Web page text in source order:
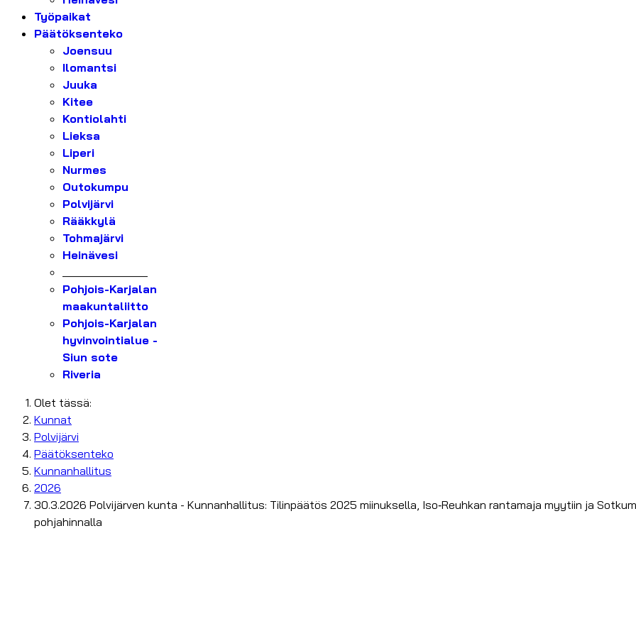
Työpaikat
Päätöksenteko
Joensuu
Ilomantsi
Juuka
Kitee
Kontiolahti
Lieksa
Liperi
Nurmes
Outokumpu
Polvijärvi
Rääkkylä
Tohmajärvi
Heinävesi
Pohjois-Karjalan
maakuntaliitto
Pohjois-Karjalan
hyvinvointialue -
Siun sote
Riveria
Olet tässä:
Kunnat
Polvijärvi
Päätöksenteko
Kunnanhallitus
2026
30.3.2026 Polvijärven kunta - Kunnanhallitus: Tilinpäätös 2025 miinuksella, Iso‑Reuhkan rantamaja myytiin ja
pohjahinnalla